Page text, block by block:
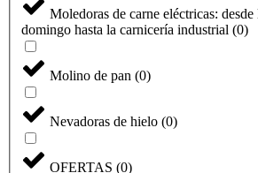
Moledoras de carne eléctricas: desde
domingo hasta la carnicería industrial (0)
Molino de pan (0)
Nevadoras de hielo (0)
OFERTAS (0)